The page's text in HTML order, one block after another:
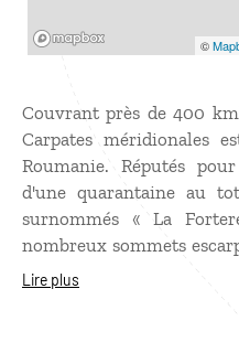
©
Couvrant près de 400
Carpates méridionales
Roumanie. Réputés
d'une quarantaine au
surnommés « La
nombreux sommets
les 2 000 m d'altitude.
Lire plus